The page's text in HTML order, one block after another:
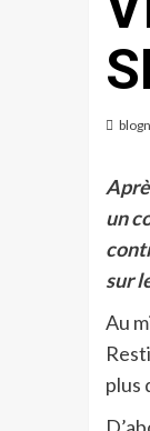
un
sur
Au
plus